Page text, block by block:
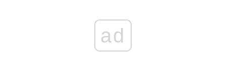
ad